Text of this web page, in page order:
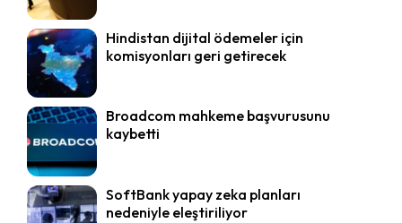
Hindistan dijital ödemeler için
komisyonları geri getirecek
Broadcom mahkeme başvurusunu
kaybetti
SoftBank yapay zeka planları
nedeniyle eleştiriliyor